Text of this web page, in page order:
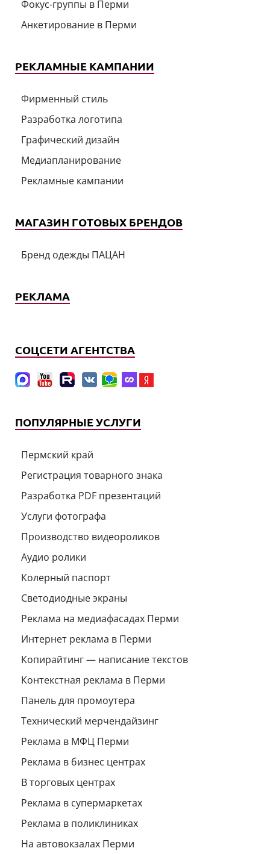
Фокус-группы в Перми
Анкетирование в Перми
РЕКЛАМНЫЕ КАМПАНИИ
Фирменный стиль
Разработка логотипа
Графический дизайн
Медиапланирование
Рекламные кампании
МАГАЗИН ГОТОВЫХ БРЕНДОВ
Бренд одежды ПАЦАН
РЕКЛАМА
СОЦСЕТИ АГЕНТСТВА
ПОПУЛЯРНЫЕ УСЛУГИ
Пермский край
Регистрация товарного знака
Разработка PDF презентаций
Услуги фотографа
Производство видеороликов
Аудио ролики
Колерный паспорт
Светодиодные экраны
Реклама на медиафасадах Перми
Интернет реклама в Перми
Копирайтинг — написание текстов
Контекстная реклама в Перми
Панель для промоутера
Технический мерчендайзинг
Реклама в МФЦ Перми
Реклама в бизнес центрах
В торговых центрах
Реклама в супермаркетах
Реклама в поликлиниках
На автовокзалах Перми